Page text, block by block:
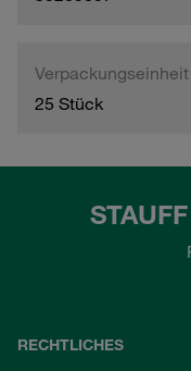
Verpackungseinheit
25 Stück
RECHTLICHES